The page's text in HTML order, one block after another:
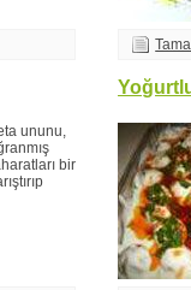
ununu,
bir